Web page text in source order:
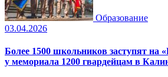
Образование
03.04.2026
Более 1500 школьников заступят на
у мемориала 1200 гвардейцам в